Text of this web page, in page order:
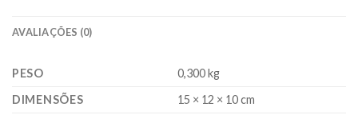
AVALIAÇÕES (0)
PESO
0,300 kg
DIMENSÕES
15 × 12 × 10 cm